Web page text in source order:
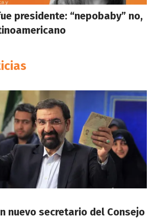
presidente: “nepobaby” no,
nuevo secretario del Consejo